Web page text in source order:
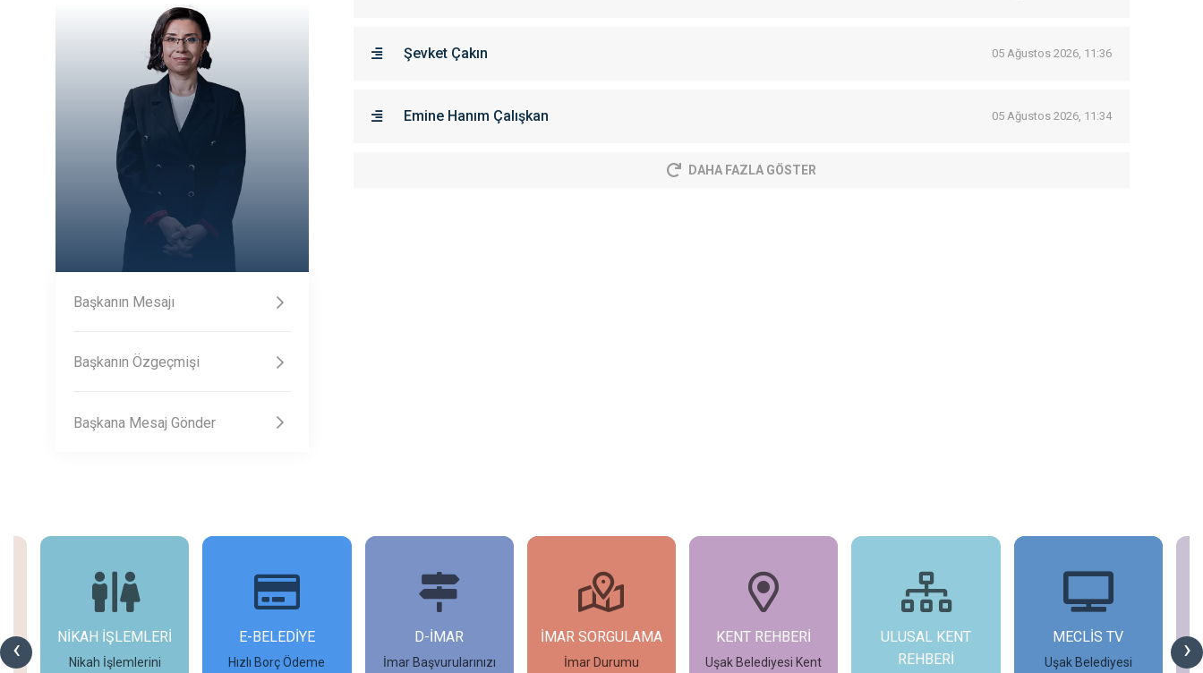
Başkanın Mesajı
Başkanın Özgeçmişi
Başkana Mesaj Gönder
Şevket Çakın 05 Ağustos 2026, 11:36
Emine Hanım Çalışkan 05 Ağustos 2026, 11:34
DAHA FAZLA GÖSTER
‹ ›
NİKAH İŞLEMLERİ
Nikah İşlemlerini
E-BELEDİYE
Hızlı Borç Ödeme
D-İMAR
İmar Başvurularınızı
İMAR SORGULAMA
İmar Durumu
KENT REHBERİ
Uşak Belediyesi Kent
ULUSAL KENT
REHBERİ
MECLİS TV
Uşak Belediyesi